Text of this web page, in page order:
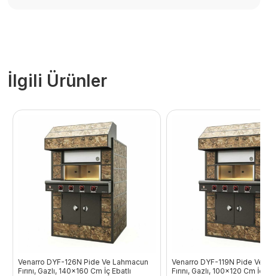
İlgili Ürünler
Venarro DYF-126N Pide Ve Lahmacun
Fırını, Gazlı, 140×160 Cm İç Ebatlı
Venarro DYF-119N Pide Ve
Fırını, Gazlı, 100×120 Cm İç